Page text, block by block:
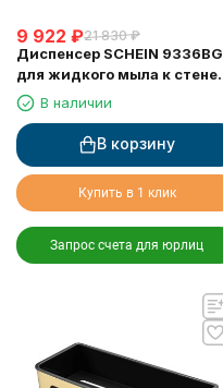
9 922 ₽21 830 ₽
Диспенсер SCHEIN 9336BG
для жидкого мыла к стене
матовое золото
В наличии
В корзину
Купить в 1 клик
Запрос счета для юрлиц